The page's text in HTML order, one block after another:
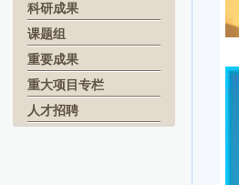
科研成果
课题组
重要成果
重大项目专栏
人才招聘